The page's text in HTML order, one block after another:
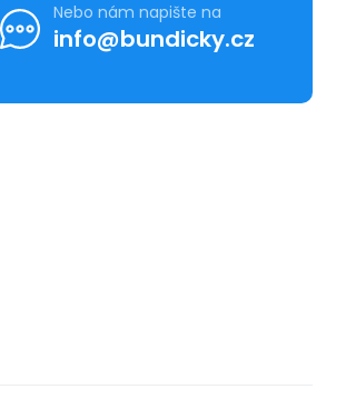
Nebo nám napište na
info@bundicky.cz